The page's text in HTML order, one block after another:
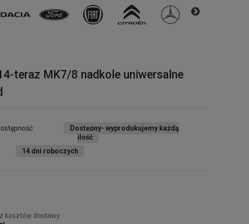
teraz MK7/8 nadkole uniwersalne
Dostępny- wyprodukujemy każdą
ilość
14 dni roboczych
kosztów dostawy